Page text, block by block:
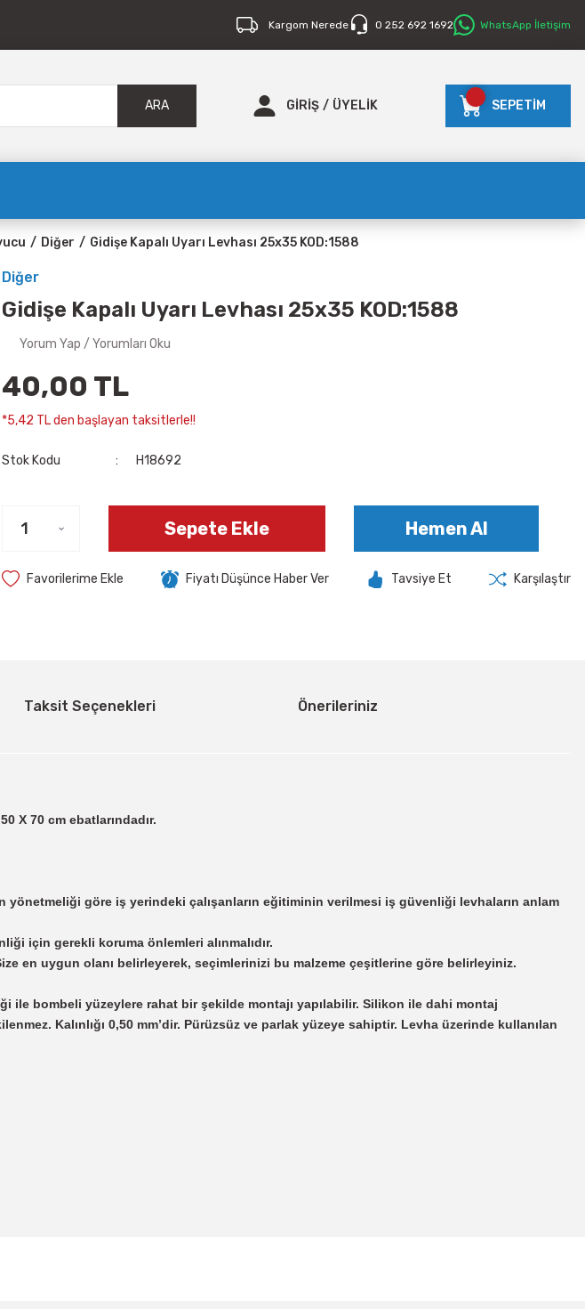
Kargom Nerede 0 252 692 1692 WhatsApp İletişim
ARA GİRİŞ / ÜYELİK SEPETİM
Diğer Gidişe Kapalı Uyarı Levhası 25x35 KOD:1588
Diğer
Gidişe Kapalı Uyarı Levhası 25x35 KOD:1588
Yorum Yap / Yorumları Oku
40,00 TL
*5,42 TL den başlayan taksitlerle!!
Stok Kodu H18692
Sepete Ekle Hemen Al
Fiyatı Düşünce Haber Ver Tavsiye Et Karşılaştır
Taksit Seçenekleri Önerileriniz
X 70 cm ebatlarındadır.
yönetmeliği göre iş yerindeki çalışanların eğitiminin verilmesi iş güvenliği levhaların anlam
için gerekli koruma önlemleri alınmalıdır.
en uygun olanı belirleyerek, seçimlerinizi bu malzeme çeşitlerine göre belirleyiniz.
ile bombeli yüzeylere rahat bir şekilde montajı yapılabilir. Silikon ile dahi montaj
Kalınlığı 0,50 mm’dir. Pürüzsüz ve parlak yüzeye sahiptir. Levha üzerinde kullanılan